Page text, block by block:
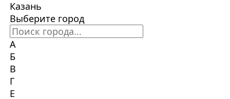
Казань
Выберите город
А
Б
В
Г
Е